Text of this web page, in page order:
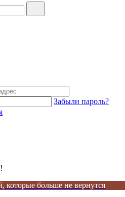
Забыли пароль?
которые больше не вернутся